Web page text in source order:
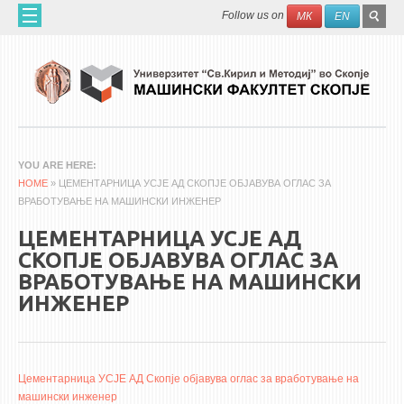
Skip to main content Search
Follow us on МК EN
ABOUT US
60 YEARS MF
ORGANIZATION
APPLIED ACTIVITES
DOCUMENTS
PHONE BOOK
PROFESSORS
YOU ARE HERE
HOME » ЦЕМЕНТАРНИЦА УСЈЕ АД СКОПЈЕ ОБЈАВУВА ОГЛАС ЗА
ВРАБОТУВАЊЕ НА МАШИНСКИ ИНЖЕНЕР
ЦЕМЕНТАРНИЦА УСЈЕ АД
СКОПЈЕ ОБЈАВУВА ОГЛАС ЗА
ВРАБОТУВАЊЕ НА МАШИНСКИ
ИНЖЕНЕР
Цементарница УСЈЕ АД Скопје објавува оглас за вработување на
машински инженер